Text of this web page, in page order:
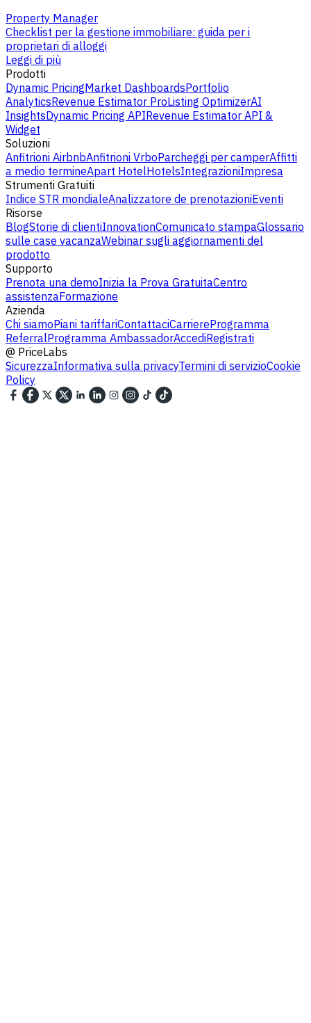
Property Manager
Checklist per la gestione immobiliare: guida per i
proprietari di alloggi
Leggi di più
Prodotti
Dynamic PricingMarket DashboardsPortfolio
AnalyticsRevenue Estimator ProListing OptimizerAI
InsightsDynamic Pricing APIRevenue Estimator API &
Widget
Soluzioni
Anfitrioni AirbnbAnfitrioni VrboParcheggi per camperAffitti
a medio termineApart HotelHotelsIntegrazioniImpresa
Strumenti Gratuiti
Indice STR mondialeAnalizzatore de prenotazioniEventi
Risorse
BlogStorie di clientiInnovationComunicato stampaGlossario
sulle case vacanzaWebinar sugli aggiornamenti del
prodotto
Supporto
Prenota una demoInizia la Prova GratuitaCentro
assistenzaFormazione
Azienda
Chi siamoPiani tariffariContattaciCarriereProgramma
ReferralProgramma AmbassadorAccediRegistrati
@ PriceLabs
SicurezzaInformativa sulla privacyTermini di servizioCookie
Policy